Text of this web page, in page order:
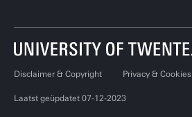
Disclaimer & Copyright Privacy & Cookies
Laatst geüpdatet 07-12-2023